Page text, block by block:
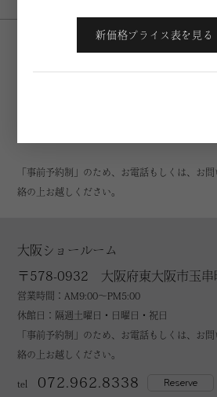
新価格プライス表を見る
ショールームに展示されている製品や生地サ
「事前予約制」のため、お電話もしくは、お
絡の上お越しください。
大阪ショールーム
〒578-0932 大阪府東大阪市玉串
営業時間：AM9:00～PM5:00
休館日：隔週土曜日・日曜日・祝日
「事前予約制」のため、お電話もしくは、お
絡の上お越しください。
tel 072.962.8338 Reserve